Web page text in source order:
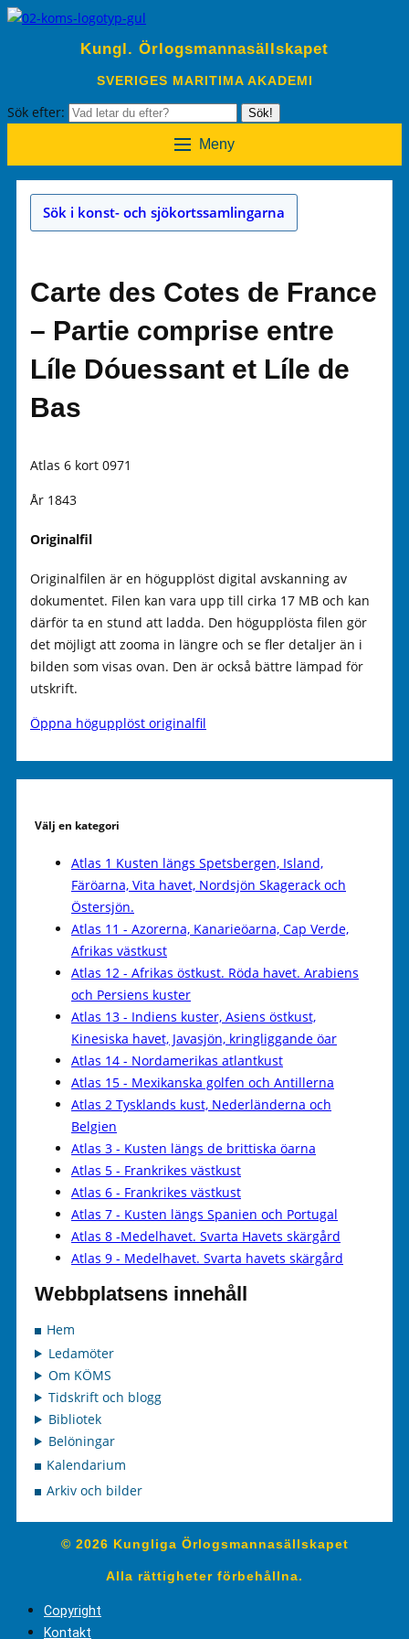
Kungl. Örlogsmannasällskapet
SVERIGES MARITIMA AKADEMI
Sök efter: Sök!
Meny
Sök i konst- och sjökortssamlingarna
Carte des Cotes de France
– Partie comprise entre
Líle Dóuessant et Líle de
Bas
Atlas 6 kort 0971
År 1843
Originalfil
Originalfilen är en högupplöst digital avskanning av
dokumentet. Filen kan vara upp till cirka 17 MB och kan
därför ta en stund att ladda. Den högupplösta filen gör
det möjligt att zooma in längre och se fler detaljer än i
bilden som visas ovan. Den är också bättre lämpad för
utskrift.
Öppna högupplöst originalfil
Välj en kategori
Atlas 1 Kusten längs Spetsbergen, Island,
Färöarna, Vita havet, Nordsjön Skagerack och
Östersjön.
Atlas 11 - Azorerna, Kanarieöarna, Cap Verde,
Afrikas västkust
Atlas 12 - Afrikas östkust. Röda havet. Arabiens
och Persiens kuster
Atlas 13 - Indiens kuster, Asiens östkust,
Kinesiska havet, Javasjön, kringliggande öar
Atlas 14 - Nordamerikas atlantkust
Atlas 15 - Mexikanska golfen och Antillerna
Atlas 2 Tysklands kust, Nederländerna och
Belgien
Atlas 3 - Kusten längs de brittiska öarna
Atlas 5 - Frankrikes västkust
Atlas 6 - Frankrikes västkust
Atlas 7 - Kusten längs Spanien och Portugal
Atlas 8 -Medelhavet. Svarta Havets skärgård
Atlas 9 - Medelhavet. Svarta havets skärgård
Webbplatsens innehåll
Hem
Ledamöter
Om KÖMS
Tidskrift och blogg
Bibliotek
Belöningar
Kalendarium
Arkiv och bilder
© 2026 Kungliga Örlogsmannasällskapet
Alla rättigheter förbehållna.
Copyright
Kontakt